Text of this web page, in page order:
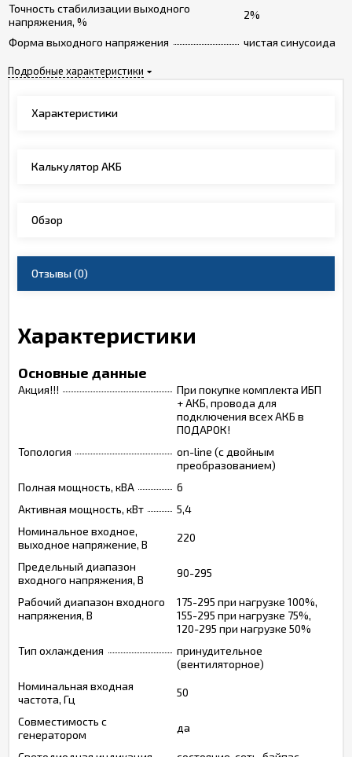
Точность стабилизации выходного
напряжения, %
2%
Форма выходного напряжения чистая синусоида
Подробные характеристики
Характеристики
Калькулятор АКБ
Обзор
Отзывы(0)
Характеристики
Основные данные
Акция!!!
При покупке комплекта ИБП
+ АКБ, провода для
подключения всех АКБ в
ПОДАРОК!
Топология
on-line (с двойным
преобразованием)
Полная мощность, кВА
6
Активная мощность, кВт
5,4
Номинальное входное,
выходное напряжение, В
220
Предельный диапазон
входного напряжения, В
90-295
Рабочий диапазон входного
напряжения, В
175-295 при нагрузке 100%,
155-295 при нагрузке 75%,
120-295 при нагрузке 50%
Тип охлаждения
принудительное
(вентиляторное)
Номинальная входная
частота, Гц
50
Совместимость с
генератором
да